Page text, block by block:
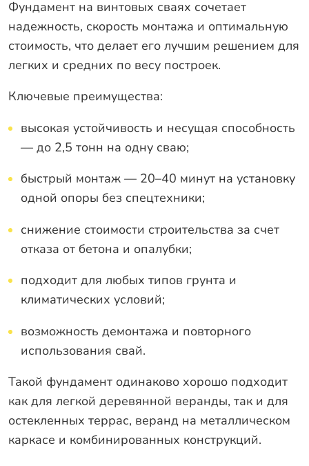
Фундамент на винтовых сваях сочетает
надежность, скорость монтажа и оптимальную
стоимость, что делает его лучшим решением для
легких и средних по весу построек.
Ключевые преимущества:
высокая устойчивость и несущая способность
— до 2,5 тонн на одну сваю;
быстрый монтаж — 20–40 минут на установку
одной опоры без спецтехники;
снижение стоимости строительства за счет
отказа от бетона и опалубки;
подходит для любых типов грунта и
климатических условий;
возможность демонтажа и повторного
использования свай.
Такой фундамент одинаково хорошо подходит
как для легкой деревянной веранды, так и для
остекленных террас, веранд на металлическом
каркасе и комбинированных конструкций.